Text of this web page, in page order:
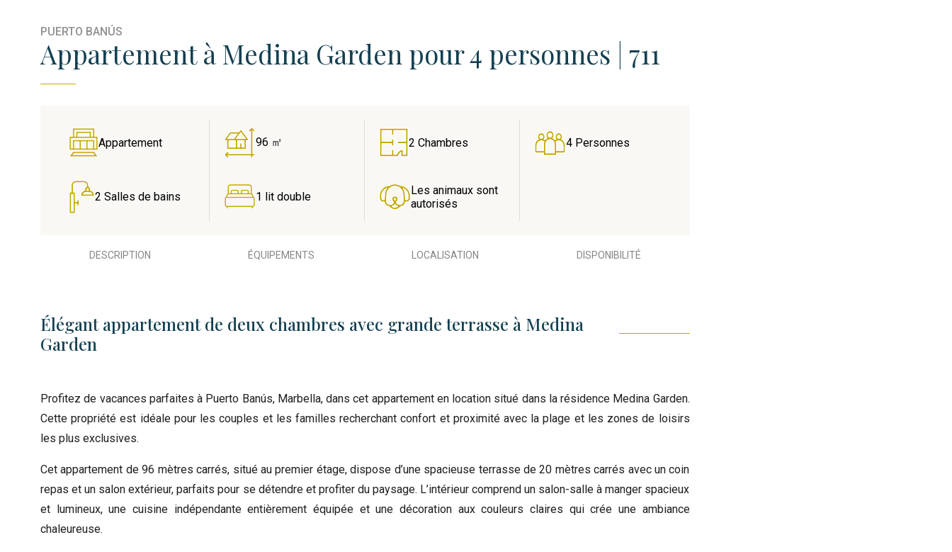
PUERTO BANÚS
Appartement à Medina Garden pour 4 personnes | 711
Appartement 96 ㎡ 2 Chambres 4 Personnes
2 Salles de bains 1 lit double
Les animaux sont
autorisés
DESCRIPTION ÉQUIPEMENTS LOCALISATION DISPONIBILITÉ
Élégant appartement de deux chambres avec grande terrasse à Medina
Garden
Profitez de vacances parfaites à Puerto Banús, Marbella, dans cet appartement en location situé dans la résidence Medina Garden.
Cette propriété est idéale pour les couples et les familles recherchant confort et proximité avec la plage et les zones de loisirs
les plus exclusives.
Cet appartement de 96 mètres carrés, situé au premier étage, dispose d’une spacieuse terrasse de 20 mètres carrés avec un coin
repas et un salon extérieur, parfaits pour se détendre et profiter du paysage. L’intérieur comprend un salon-salle à manger spacieux
et lumineux, une cuisine indépendante entièrement équipée et une décoration aux couleurs claires qui crée une ambiance
chaleureuse.